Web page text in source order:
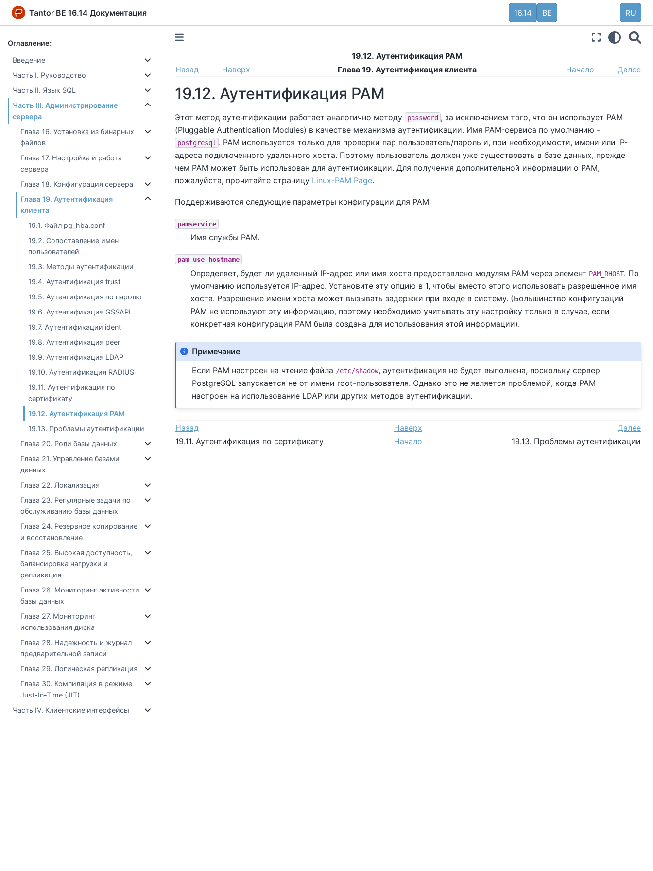
Tantor BE 16.14 Документация 16.14 BE RU
Оглавление:
Введение
Часть I. Руководство
Часть II. Язык SQL
Часть III. Администрирование
сервера
Глава 16. Установка из бинарных
файлов
Глава 17. Настройка и работа
сервера
Глава 18. Конфигурация сервера
Глава 19. Аутентификация
клиента
19.1. Файл pg_hba.conf
19.2. Сопоставление имен
пользователей
19.3. Методы аутентификации
19.4. Аутентификация trust
19.5. Аутентификация по паролю
19.6. Аутентификация GSSAPI
19.7. Aутентификации ident
19.8. Аутентификация peer
19.9. Аутентификация LDAP
19.10. Аутентификация RADIUS
19.11. Аутентификация по
сертификату
19.12. Аутентификация PAM
19.13. Проблемы аутентификации
Глава 20. Роли базы данных
Глава 21. Управление базами
данных
Глава 22. Локализация
Глава 23. Регулярные задачи по
обслуживанию базы данных
Глава 24. Резервное копирование
и восстановление
Глава 25. Высокая доступность,
балансировка нагрузки и
репликация
Глава 26. Мониторинг активности
базы данных
Глава 27. Мониторинг
использования диска
Глава 28. Надежность и журнал
предварительной записи
Глава 29. Логическая репликация
Глава 30. Компиляция в режиме
Just-In-Time (JIT)
Часть IV. Клиентские интерфейсы
19.12. Аутентификация PAM
Назад
Наверх Глава 19. Аутентификация клиента Начало Далее
19.12. Аутентификация PAM
Этот метод аутентификации работает аналогично методу password , за исключением того, что он использует PAM
(Pluggable Authentication Modules) в качестве механизма аутентификации. Имя PAM-сервиса по умолчанию -
postgresql . PAM используется только для проверки пар пользователь/пароль и, при необходимости, имени или IP-
адреса подключенного удаленного хоста. Поэтому пользователь должен уже существовать в базе данных, прежде
чем PAM может быть использован для аутентификации. Для получения дополнительной информации о PAM,
пожалуйста, прочитайте страницу Linux-PAM Page.
Поддерживаются следующие параметры конфигурации для PAM:
pamservice
Имя службы PAM.
pam_use_hostname
Определяет, будет ли удаленный IP-адрес или имя хоста предоставлено модулям PAM через элемент PAM_RHOST. По
умолчанию используется IP-адрес. Установите эту опцию в 1, чтобы вместо этого использовать разрешенное имя
хоста. Разрешение имени хоста может вызывать задержки при входе в систему. (Большинство конфигураций
PAM не используют эту информацию, поэтому необходимо учитывать эту настройку только в случае, если
конкретная конфигурация PAM была создана для использования этой информации).
Примечание
Если PAM настроен на чтение файла /etc/shadow, аутентификация не будет выполнена, поскольку сервер
PostgreSQL запускается не от имени root-пользователя. Однако это не является проблемой, когда PAM
настроен на использование LDAP или других методов аутентификации.
Назад Наверх
Далее
19.11. Аутентификация по сертификату
Начало 19.13. Проблемы аутентификации